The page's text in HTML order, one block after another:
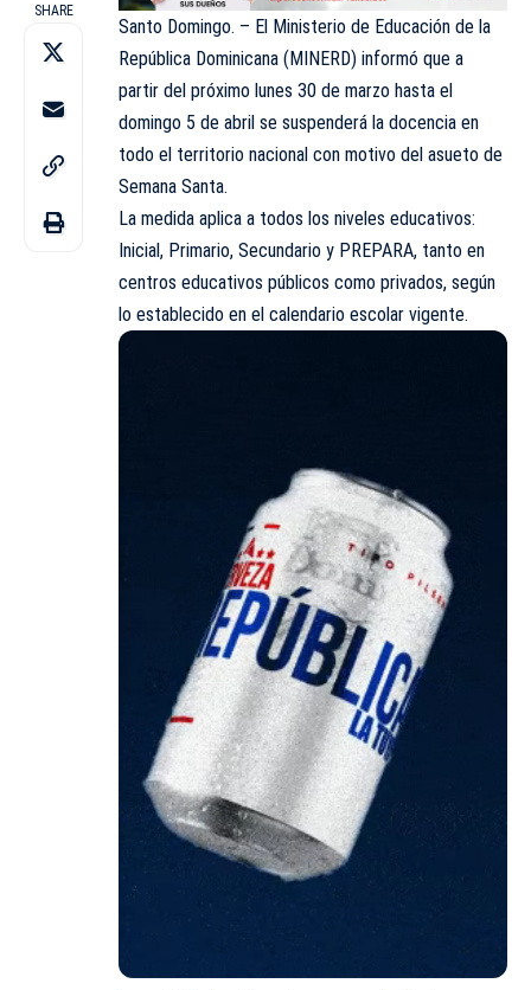
SHARE
Santo Domingo. – El Ministerio de Educación de la
República Dominicana (MINERD) informó que a
partir del próximo lunes 30 de marzo hasta el
domingo 5 de abril se suspenderá la docencia en
todo el territorio nacional con motivo del asueto de
Semana Santa.
La medida aplica a todos los niveles educativos:
Inicial, Primario, Secundario y PREPARA, tanto en
centros educativos públicos como privados, según
lo establecido en el calendario escolar vigente.